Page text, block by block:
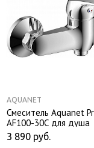
AQUANET
Смеситель Aquanet
AF100-30С для душа
3 890 руб.